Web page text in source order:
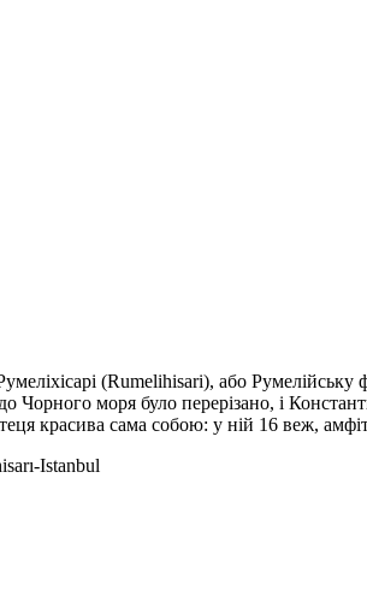
(Rumelihisari), або
Чорного моря було перерізано, і
красива сама собою: у ній 16 веж,
Istanbul